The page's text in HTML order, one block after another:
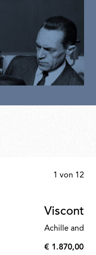
1 von 12
Viscontea
Achille and
€ 1.870,00